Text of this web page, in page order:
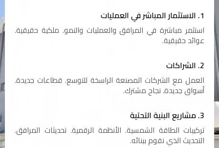
1. الاستثمار المباشر في العمليات
استثمر مباشرة في المرافق والعمليات والنمو. ملكية حقيقية.
عوائد حقيقية.
2. الشراكات
العمل مع الشركات المصنعة الراسخة للتوسع. قطاعات جديدة.
أسواق جديدة. نجاح مشترك.
3. مشاريع البنية التحتية
تركيبات الطاقة الشمسية. الأنظمة الرقمية. تحديثات المرافق.
التحديث الذي نقوم ببنائه.